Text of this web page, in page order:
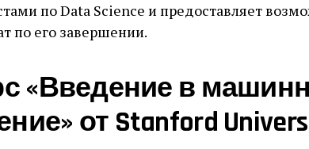
по Data Science и предоставляет
по его завершении.
«Введение в
от Stanford